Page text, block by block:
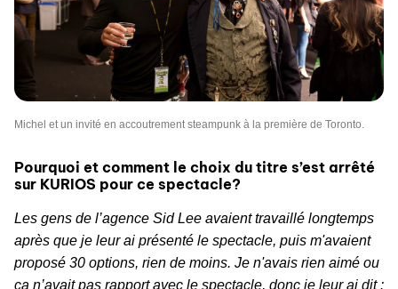
Michel et un invité en accoutrement steampunk à la première de Toronto.
Pourquoi et comment le choix du titre s’est arrêté
sur KURIOS pour ce spectacle?
Les gens de l’agence Sid Lee avaient travaillé longtemps
après que je leur ai présenté le spectacle, puis m'avaient
proposé 30 options, rien de moins. Je n'avais rien aimé ou
ça n’avait pas rapport avec le spectacle, donc je leur ai dit :